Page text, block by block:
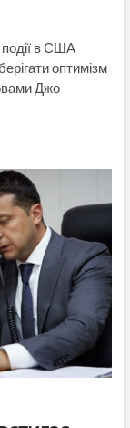
в США
оптимізм
Джо